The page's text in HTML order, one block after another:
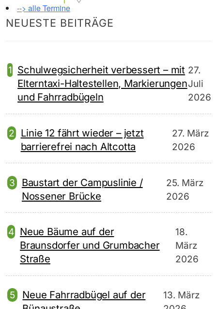
--> alle Termine
NEUESTE BEITRÄGE
Schulwegsicherheit verbessert – mit
Elterntaxi-Haltestellen, Markierungen
und Fahrradbügeln
27.
Juli
2026
Linie 12 fährt wieder – jetzt
barrierefrei nach Altcotta
27. März
2026
Baustart der Campuslinie /
Nossener Brücke
25. März
2026
Neue Bäume auf der
Braunsdorfer und Grumbacher
Straße
18.
März
2026
Neue Fahrradbügel auf der
13. März